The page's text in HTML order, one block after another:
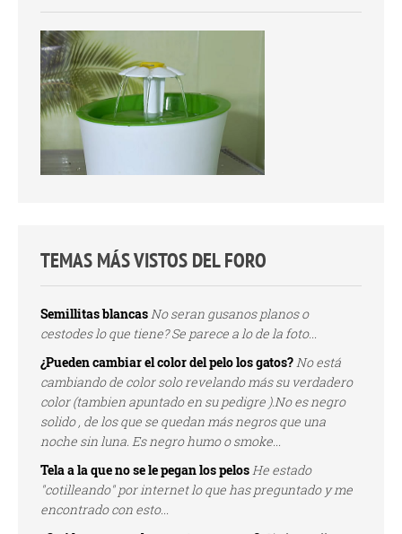
TEMAS MÁS VISTOS DEL FORO
Semillitas blancasNo seran gusanos planos o
cestodes lo que tiene? Se parece a lo de la foto...
¿Pueden cambiar el color del pelo los gatos?No está
cambiando de color solo revelando más su verdadero
color (tambien apuntado en su pedigre ).No es negro
solido , de los que se quedan más negros que una
noche sin luna. Es negro humo o smoke...
Tela a la que no se le pegan los pelosHe estado
"cotilleando" por internet lo que has preguntado y me
encontrado con esto...